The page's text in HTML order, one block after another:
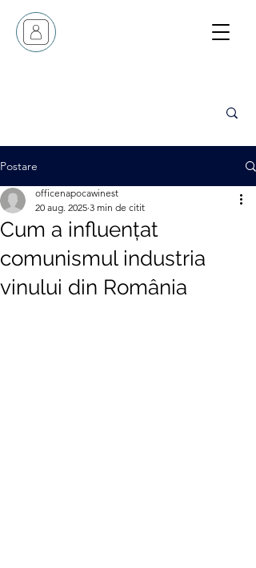
Postare
Cum a influențat
comunismul industria
vinului din România
officenapocawinest
20 aug. 2025 3 min de citit